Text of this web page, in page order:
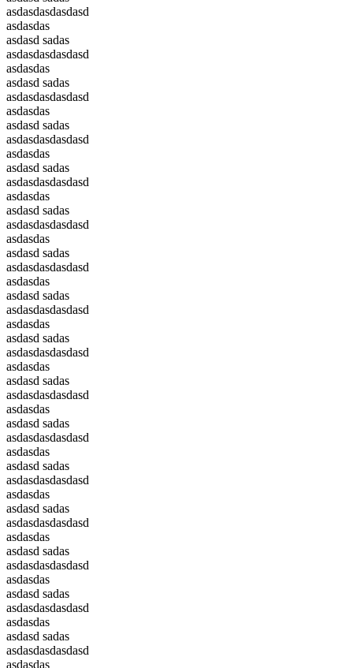
asdasdasdasdasd
asdasdas
asdasd sadas
asdasdasdasdasd
asdasdas
asdasd sadas
asdasdasdasdasd
asdasdas
asdasd sadas
asdasdasdasdasd
asdasdas
asdasd sadas
asdasdasdasdasd
asdasdas
asdasd sadas
asdasdasdasdasd
asdasdas
asdasd sadas
asdasdasdasdasd
asdasdas
asdasd sadas
asdasdasdasdasd
asdasdas
asdasd sadas
asdasdasdasdasd
asdasdas
asdasd sadas
asdasdasdasdasd
asdasdas
asdasd sadas
asdasdasdasdasd
asdasdas
asdasd sadas
asdasdasdasdasd
asdasdas
asdasd sadas
asdasdasdasdasd
asdasdas
asdasd sadas
asdasdasdasdasd
asdasdas
asdasd sadas
asdasdasdasdasd
asdasdas
asdasd sadas
asdasdasdasdasd
asdasdas